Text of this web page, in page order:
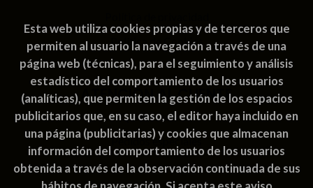
Política de Cookies
ATENCIÓN AL CLIENTE
Quiénes somos
Pedidos especiales
Esta web utiliza cookies propias y de terceros que
permiten al usuario la navegación a través de una
página web (técnicas), para el seguimiento y análisis
estadístico del comportamiento de los usuarios
(analíticas), que permiten la gestión de los espacios
publicitarios que, en su caso, el editor haya incluido en
una página (publicitarias) y cookies que almacenan
información del comportamiento de los usuarios
obtenida a través de la observación continuada de sus